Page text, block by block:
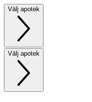
Välj apotek
Välj apotek